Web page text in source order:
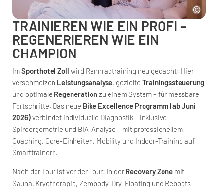
TRAINIEREN WIE EIN PROFI –
REGENERIEREN WIE EIN
CHAMPION
ImSporthotel Zoll wird Rennradtraining neu gedacht: Hier
verschmelzen Leistungsanalyse, gezielte Trainingssteuerung
und optimale Regenerationzu einem System – für messbare
Fortschritte. Das neue Bike Excellence Programm (ab Juni
2026)verbindet individuelle Diagnostik – inklusive
Spiroergometrie und BIA-Analyse – mit professionellem
Coaching, Core-Einheiten, Mobility und Indoor-Training auf
Smarttrainern.
Nach der Tour ist vor der Tour: In der Recovery Zone mit
Sauna, Kryotherapie, Zerobody-Dry-Floating und Reboots